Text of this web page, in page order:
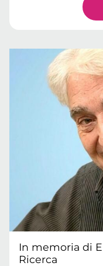
In memoria di
Ricerca